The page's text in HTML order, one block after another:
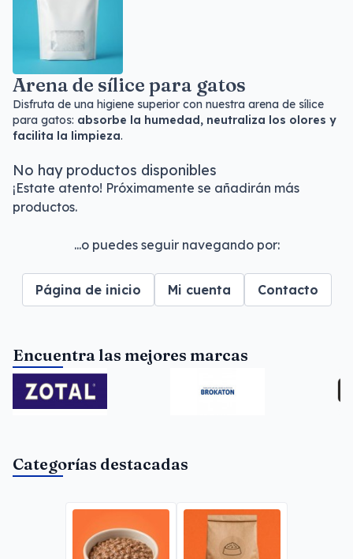
Arena de sílice para gatos
Disfruta de una higiene superior con nuestra arena de sílice
para gatos: absorbe la humedad, neutraliza los olores y
facilita la limpieza.
No hay productos disponibles
¡Estate atento! Próximamente se añadirán más
productos.
...o puedes seguir navegando por:
Página de inicio Mi cuenta Contacto
Encuentra las mejores marcas
Categorías destacadas